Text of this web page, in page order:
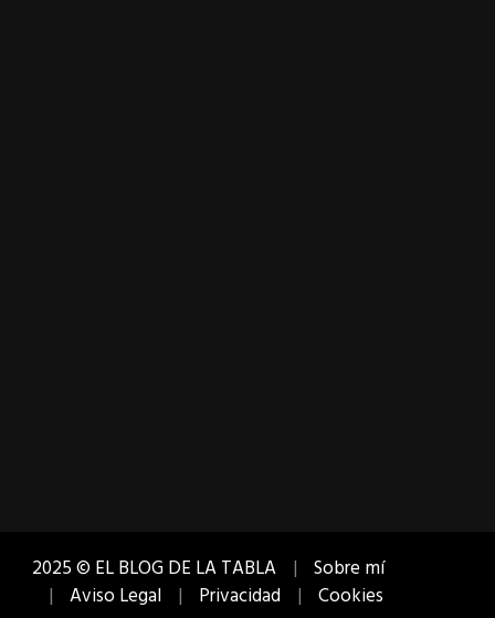
2025 © EL BLOG DE LA TABLA
Sobre mí
Aviso Legal
Privacidad Cookies